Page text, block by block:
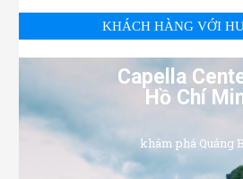
KHÁCH HÀNG VỚI
Capella
Hồ Chí
khám phá Quảng